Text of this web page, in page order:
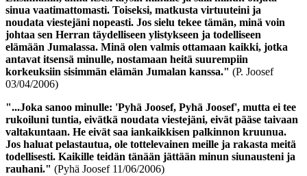
sinua vaatimattomasti. Toiseksi, matkusta virtuuteini ja
noudata viestejäni nopeasti. Jos sielu tekee tämän, minä voin
johtaa sen Herran täydelliseen ylistykseen ja todelliseen
elämään Jumalassa. Minä olen valmis ottamaan kaikki, jotka
antavat itsensä minulle, nostamaan heitä suurempiin
korkeuksiin sisimmän elämän Jumalan kanssa." (P. Joosef
03/04/2006)
"...Joka sanoo minulle: 'Pyhä Joosef, Pyhä Joosef', mutta ei tee
rukoiluni tuntia, eivätkä noudata viestejäni, eivät pääse taivaan
valtakuntaan. He eivät saa iankaikkisen palkinnon kruunua.
Jos haluat pelastautua, ole tottelevainen meille ja rakasta meitä
todellisesti. Kaikille teidän tänään jättään minun siunausteni ja
rauhani." (Pyhä Joosef 11/06/2006)